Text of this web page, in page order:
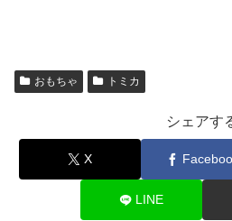
おもちゃ トミカ
シェアす
X
LINE